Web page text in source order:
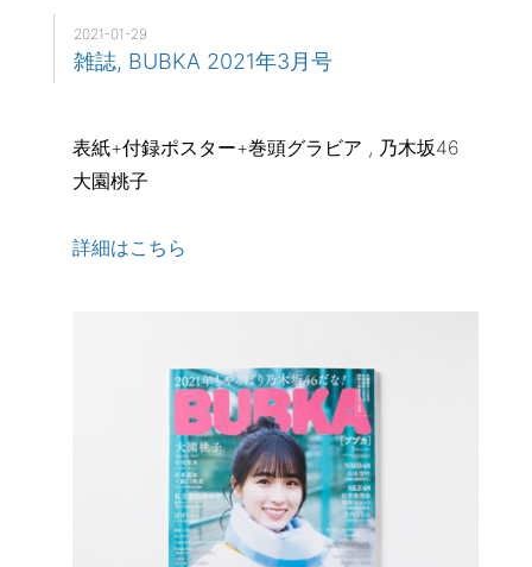
2021-01-29
雑誌, BUBKA 2021年3月号
表紙+付録ポスター+巻頭グラビア , 乃木坂46
大園桃子
詳細はこちら